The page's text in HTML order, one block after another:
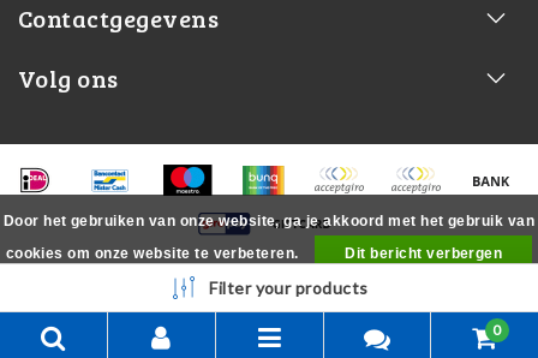
Contactgegevens
Volg ons
Filter your products
0
Door het gebruiken van onze website, ga je akkoord met het gebruik van
cookies om onze website te verbeteren.
Dit bericht verbergen
Meer over cookies »